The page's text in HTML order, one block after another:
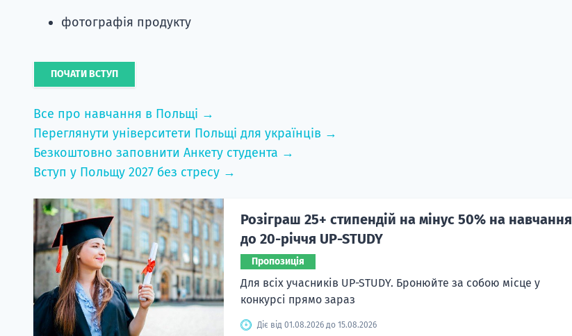
фотографія продукту
ПОЧАТИ ВСТУП
Все про навчання в Польщі →
Переглянути університети Польщі для українців →
Безкоштовно заповнити Анкету студента →
Вступ у Польщу 2027 без стресу →
Розіграш 25+ стипендій на мінус 50% на навчання
до 20-річчя UP-STUDY
Пропозиція
Для всіх учасників UP-STUDY. Бронюйте за собою місце у
конкурсі прямо зараз
Діє від 01.08.2026 до 15.08.2026